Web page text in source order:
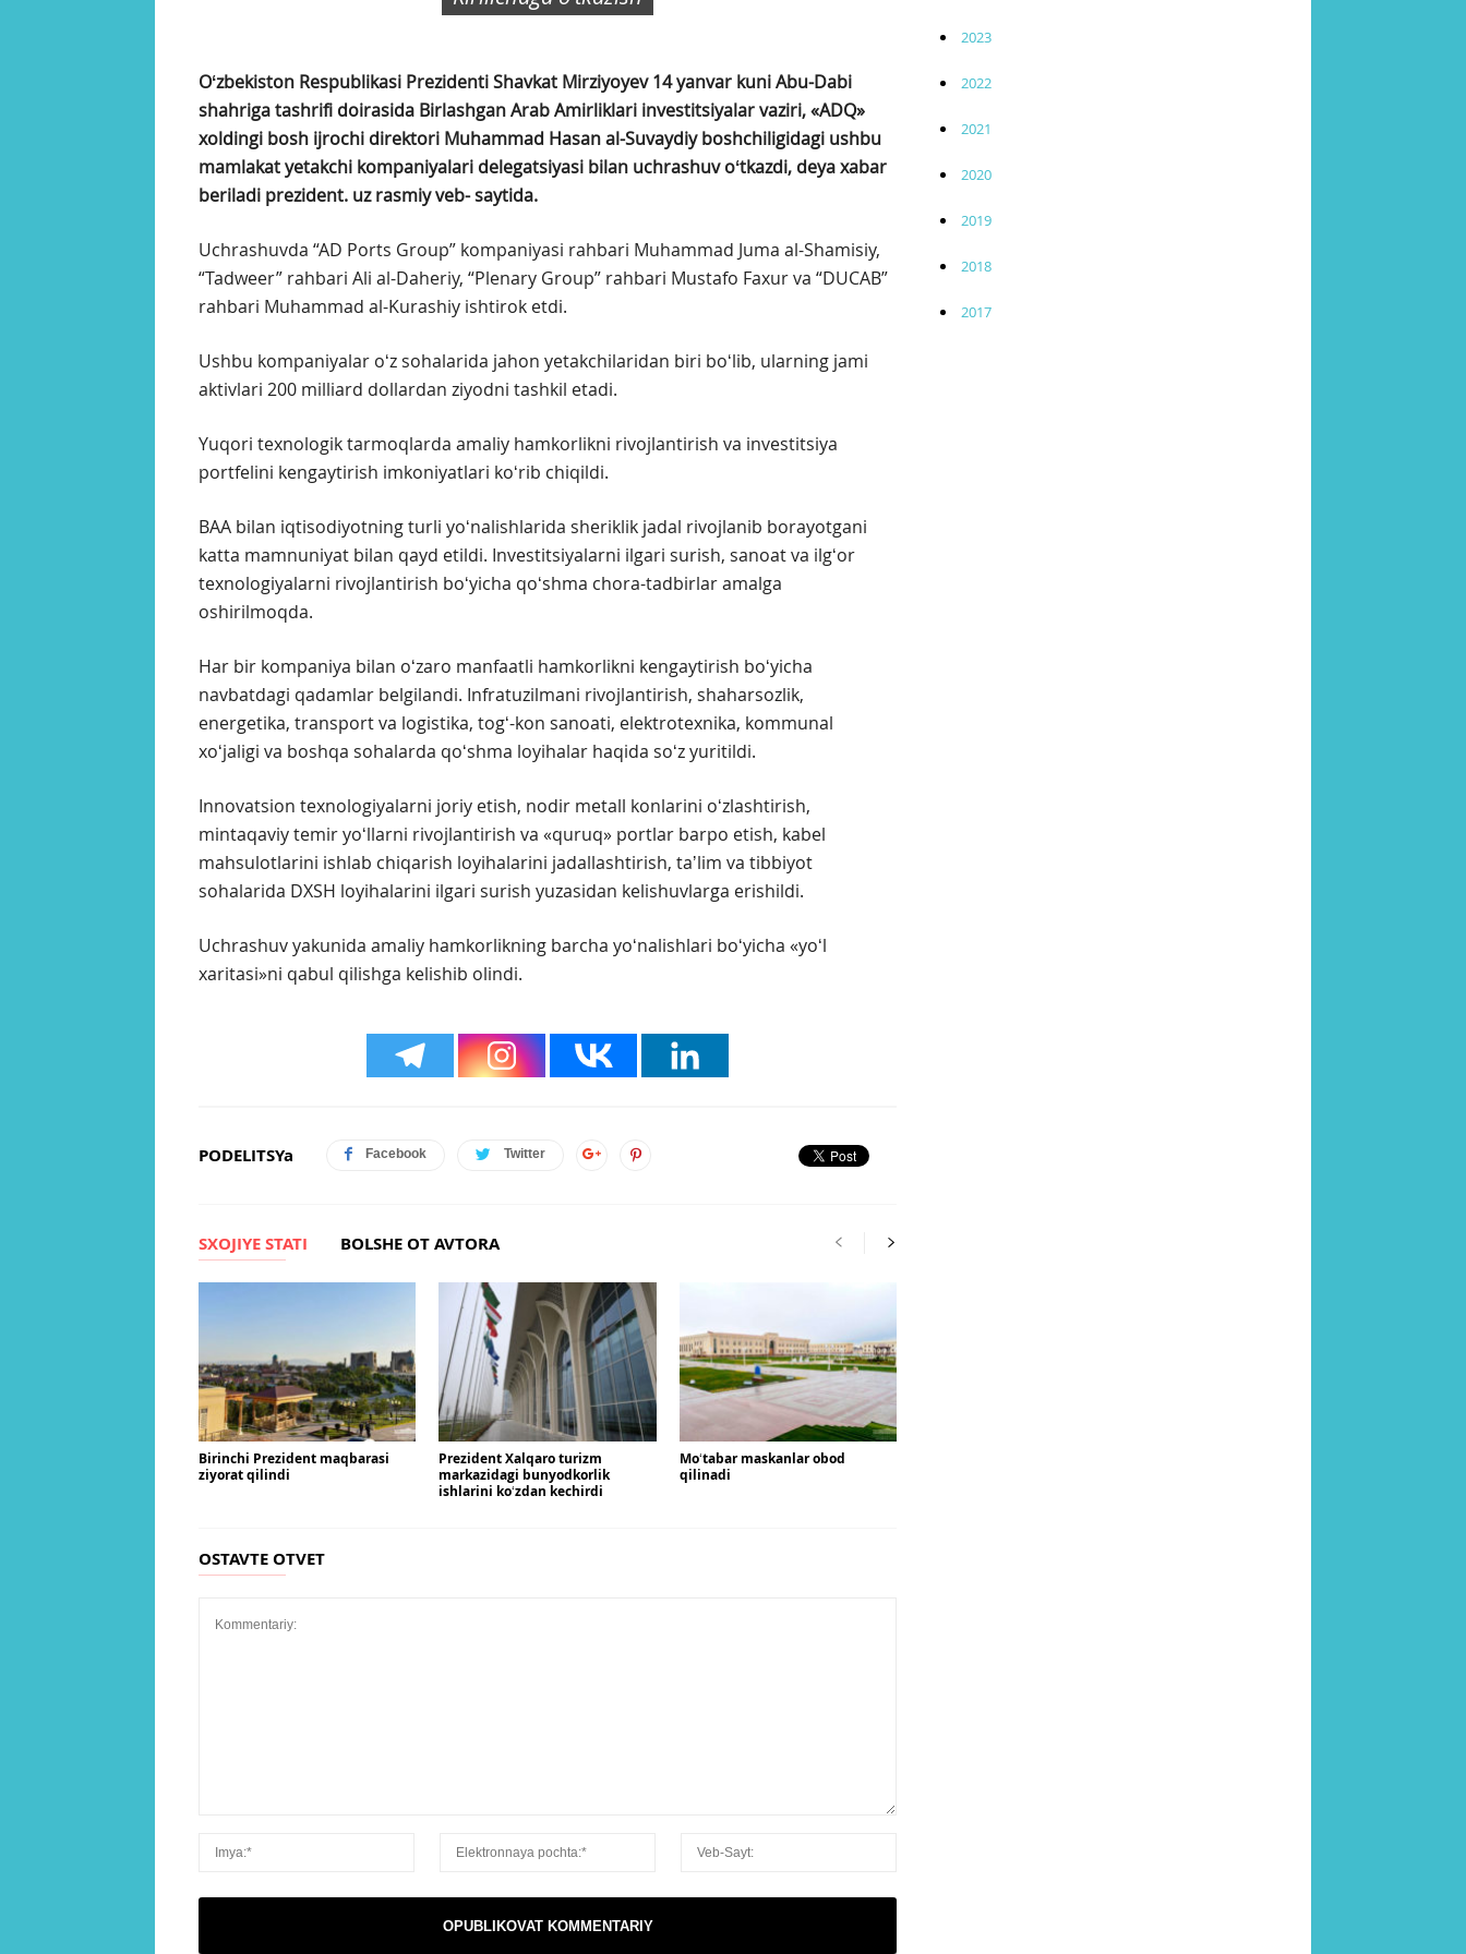
Oʻzbekiston Respublikasi Prezidenti Shavkat Mirziyoyev 14 yanvar kuni Abu-Dabi
shahriga tashrifi doirasida Birlashgan Arab Amirliklari investitsiyalar vaziri, «ADQ»
xoldingi bosh ijrochi direktori Muhammad Hasan al-Suvaydiy boshchiligidagi ushbu
mamlakat yetakchi kompaniyalari delegatsiyasi bilan uchrashuv oʻtkazdi, deya xabar
beriladi prezident. uz rasmiy veb- saytida.
Uchrashuvda “AD Ports Group” kompaniyasi rahbari Muhammad Juma al-Shamisiy,
“Tadweer” rahbari Ali al-Daheriy, “Plenary Group” rahbari Mustafo Faxur va “DUCAB”
rahbari Muhammad al-Kurashiy ishtirok etdi.
Ushbu kompaniyalar oʻz sohalarida jahon yetakchilaridan biri boʻlib, ularning jami
aktivlari 200 milliard dollardan ziyodni tashkil etadi.
Yuqori texnologik tarmoqlarda amaliy hamkorlikni rivojlantirish va investitsiya
portfelini kengaytirish imkoniyatlari koʻrib chiqildi.
BAA bilan iqtisodiyotning turli yoʻnalishlarida sheriklik jadal rivojlanib borayotgani
katta mamnuniyat bilan qayd etildi. Investitsiyalarni ilgari surish, sanoat va ilgʻor
texnologiyalarni rivojlantirish boʻyicha qoʻshma chora-tadbirlar amalga
oshirilmoqda.
Har bir kompaniya bilan oʻzaro manfaatli hamkorlikni kengaytirish boʻyicha
navbatdagi qadamlar belgilandi. Infratuzilmani rivojlantirish, shaharsozlik,
energetika, transport va logistika, togʻ-kon sanoati, elektrotexnika, kommunal
xoʻjaligi va boshqa sohalarda qoʻshma loyihalar haqida soʻz yuritildi.
Innovatsion texnologiyalarni joriy etish, nodir metall konlarini oʻzlashtirish,
mintaqaviy temir yoʻllarni rivojlantirish va «quruq» portlar barpo etish, kabel
mahsulotlarini ishlab chiqarish loyihalarini jadallashtirish, taʼlim va tibbiyot
sohalarida DXSH loyihalarini ilgari surish yuzasidan kelishuvlarga erishildi.
Uchrashuv yakunida amaliy hamkorlikning barcha yoʻnalishlari boʻyicha «yoʻl
xaritasi»ni qabul qilishga kelishib olindi.
PODELITSYa Facebook Twitter
SXOJIYE STATI BOLSHE OT AVTORA
Birinchi Prezident maqbarasi
ziyorat qilindi
Prezident Xalqaro turizm
markazidagi bunyodkorlik
ishlarini koʻzdan kechirdi
Moʻtabar maskanlar obod
qilinadi
OSTAVTE OTVET
2023
2022
2021
2020
2019
2018
2017